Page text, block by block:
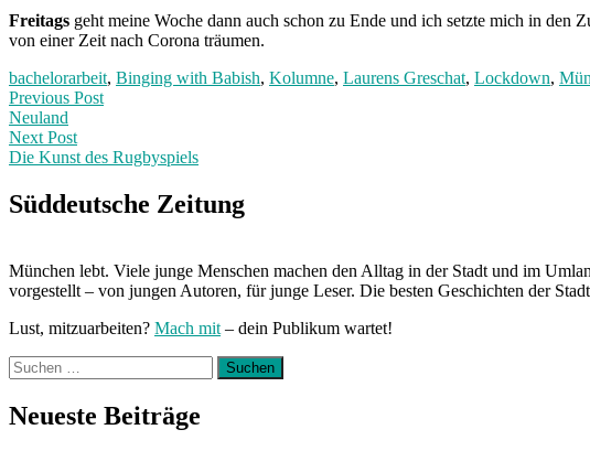
Freitags geht meine Woche dann auch schon zu Ende und ich setzte mich in
von einer Zeit nach Corona träumen.
bachelorarbeit, Binging with Babish, Kolumne, Laurens Greschat, Lockdown,
Post
navigation
Previous PostPrevious
Neuland
Next Post
Die Kunst des Rugbyspiels
Post:
Süddeutsche Zeitung
München lebt. Viele junge Menschen machen den Alltag in der Stadt und im
vorgestellt – von jungen Autoren, für junge Leser. Die besten Geschichten der
Lust, mitzuarbeiten? Mach mit – dein Publikum wartet!
Suchen
nach:
Neueste Beiträge